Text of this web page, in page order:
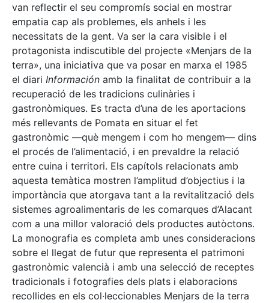
van reflectir el seu compromís social en mostrar
empatia cap als problemes, els anhels i les
necessitats de la gent. Va ser la cara visible i el
protagonista indiscutible del projecte «Menjars de la
terra», una iniciativa que va posar en marxa el 1985
el diari Información amb la finalitat de contribuir a la
recuperació de les tradicions culinàries i
gastronòmiques. Es tracta d’una de les aportacions
més rellevants de Pomata en situar el fet
gastronòmic —què mengem i com ho mengem— dins
el procés de l’alimentació, i en prevaldre la relació
entre cuina i territori. Els capítols relacionats amb
aquesta temàtica mostren l’amplitud d’objectius i la
importància que atorgava tant a la revitalització dels
sistemes agroalimentaris de les comarques d’Alacant
com a una millor valoració dels productes autòctons.
La monografia es completa amb unes consideracions
sobre el llegat de futur que representa el patrimoni
gastronòmic valencià i amb una selecció de receptes
tradicionals i fotografies dels plats i elaboracions
recollides en els col·leccionables Menjars de la terra